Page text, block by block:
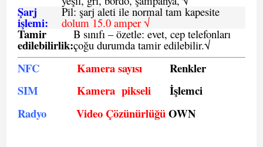
Şarj
işlemi:
Pil: şarj aleti ile normal tam kapesite
dolum 15.0 amper √
Tamir
edilebilirlik:
B sınıfı – özetle: evet, cep telefonları
çoğu durumda tamir edilebilir.√
NFC Kamera sayısı
Renkler
SIM
Kamera pikseli
İşlemci
Radyo
Video ÇözünürlüğüOWN